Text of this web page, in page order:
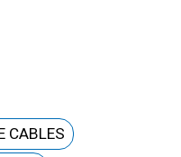
CABLES